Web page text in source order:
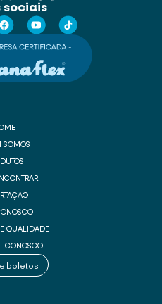
sociais
SOMOS
QUALIDADE
CONOSCO
boletos